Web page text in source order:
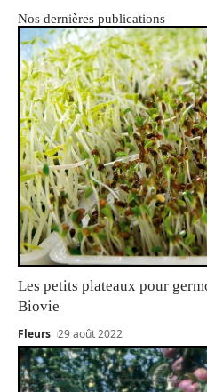
Nos dernières publications
Les petits plateaux pour
Biovie
Fleurs 29 août 2022